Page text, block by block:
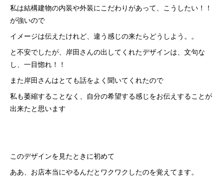
私は結構建物の内装や外装にこだわりがあって、こうしたい！！
が強いので
イメージは伝えたけれど、違う感じの来たらどうしよう。。
と不安でしたが、岸田さんの出してくれたデザインは、文句な
し、一目惚れ！！
また岸田さんはとても話をよく聞いてくれたので
私も萎縮することなく、自分の希望する感じをお伝えすることが
出来たと思います
このデザインを見たときに初めて
ああ、お店本当にやるんだとワクワクしたのを覚えてます。